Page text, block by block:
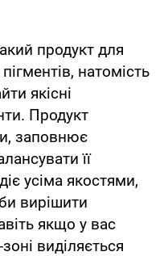
продукт для
натомість
якісні
Продукт
заповнює
її
усіма якостями,
вирішити
якщо у вас
виділяється